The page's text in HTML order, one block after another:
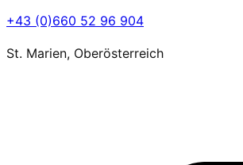
+43 (0)660 52 96 904
St. Marien, Oberösterreich